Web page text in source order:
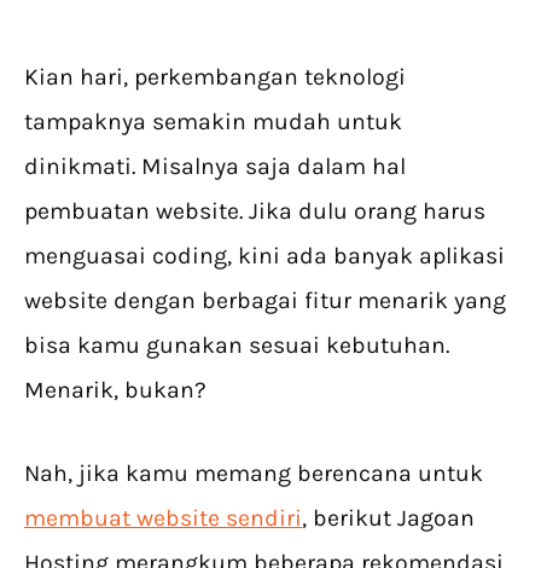
Kian hari, perkembangan teknologi
tampaknya semakin mudah untuk
dinikmati. Misalnya saja dalam hal
pembuatan website. Jika dulu orang harus
menguasai coding, kini ada banyak aplikasi
website dengan berbagai fitur menarik yang
bisa kamu gunakan sesuai kebutuhan.
Menarik, bukan?
Nah, jika kamu memang berencana untuk
membuat website sendiri, berikut Jagoan